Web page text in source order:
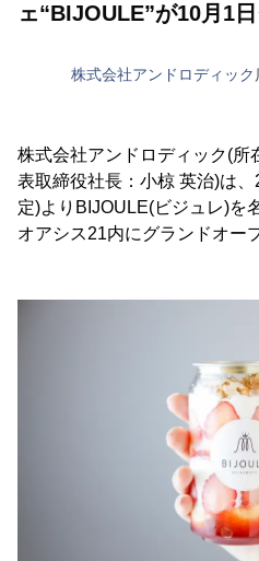
ェ“BIJOULE”が10月1
株式会社アンドロディック
株式会社アンドロディック(所
表取締役社長：小椋 英治)は
定)よりBIJOULE(ビジュレ)を
オアシス21内にグランドオー